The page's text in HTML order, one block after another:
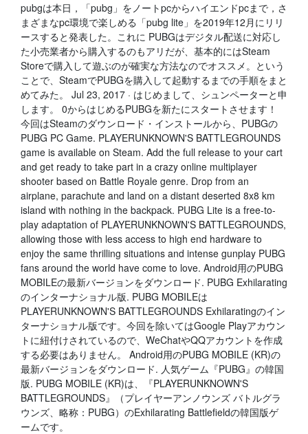
pubgは本日，「pubg」をノートpcからハイエンドpcまで，さ
まざまなpc環境で楽しめる「pubg lite」を2019年12月にリリ
ースすると発表した。これに PUBGはデジタル配送に対応し
た小売業者から購入するのもアリだが、基本的にはSteam
Storeで購入して遊ぶのが確実な方法なのでオススメ。という
ことで、SteamでPUBGを購入して起動するまでの手順をまと
めてみた。 Jul 23, 2017 · はじめまして、シュンペーターと申
します。 0からはじめるPUBGを新たにスタートさせます！
今回はSteamのダウンロード・インストールから、PUBGの
PUBG PC Game. PLAYERUNKNOWN'S BATTLEGROUNDS
game is available on Steam. Add the full release to your cart
and get ready to take part in a crazy online multiplayer
shooter based on Battle Royale genre. Drop from an
airplane, parachute and land on a distant deserted 8x8 km
island with nothing in the backpack. PUBG Lite is a free-to-
play adaptation of PLAYERUNKNOWN'S BATTLEGROUNDS,
allowing those with less access to high end hardware to
enjoy the same thrilling situations and intense gunplay PUBG
fans around the world have come to love. Android用のPUBG
MOBILEの最新バージョンをダウンロード. PUBG Exhilarating
のインターナショナル版. PUBG MOBILEは
PLAYERUNKNOWN'S BATTLEGROUNDS Exhilaratingのイン
ターナショナル版です。今回を除いてはGoogle Playアカウン
トに紐付けされているので、WeChatやQQアカウントを作成
する必要はありません。 Android用のPUBG MOBILE (KR)の
最新バージョンをダウンロード. 人気ゲーム『PUBG』の韓国
版. PUBG MOBILE (KR)は、『PLAYERUNKNOWN'S
BATTLEGROUNDS』（プレイヤーアンノウンズ バトルグラ
ウンズ、略称：PUBG）のExhilarating Battlefieldの韓国版ゲ
ームです。